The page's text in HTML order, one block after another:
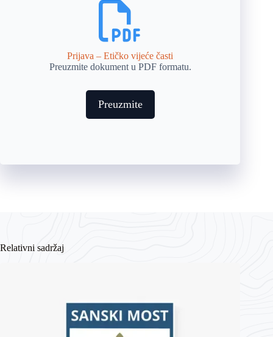
Prijava – Etičko vijeće časti
Preuzmite dokument u PDF formatu.
Preuzmite
Relativni sadržaj